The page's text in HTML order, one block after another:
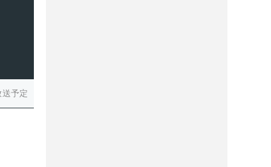
予定